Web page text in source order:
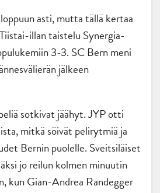
asti, mutta tällä kertaa
illan taistelu Synergia-
3-3. SC Bern meni
jälkeen
sotkivat jäähyt. JYP otti
mitkä söivät pelirytmiä ja
Bernin puolelle. Sveitsiläiset
jo reilun kolmen minuutin
kun Gian-Andrea Randegger